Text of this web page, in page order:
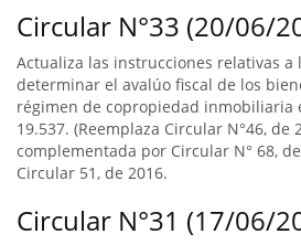
Circular N°33 (20/06/
Actualiza las instrucciones relativas
determinar el avalúo fiscal de los
régimen de copropiedad inmobiliaria
19.537. (Reemplaza Circular N°46, de
complementada por Circular N° 68,
Circular 51, de 2016.
Circular N°31 (17/06/